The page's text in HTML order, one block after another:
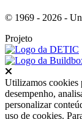
© 1969 - 2026 -
Projeto
Utilizamos cookies
desempenho,
personalizar
uso de cookies.